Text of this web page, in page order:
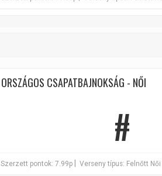
ORSZÁGOS CSAPATBAJNOKSÁG - NŐI
#
Szerzett pontok: 7.99p Verseny típus: Felnőtt Női